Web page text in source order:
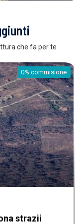
che fa per te
0%
Iosia